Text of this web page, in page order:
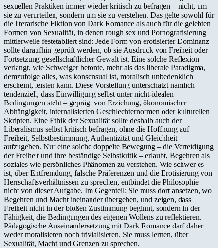
sexuellen Praktiken immer wieder kritisch zu befragen – nicht, um
sie zu verurteilen, sondern um sie zu verstehen. Das gelte sowohl für
die literarische Fiktion von Dark Romance als auch für die gelebten
Formen von Sexualität, in denen rough sex und Pornografisierung
mittlerweile festetabliert sind: Jede Form von erotisierter Dominanz
sollte daraufhin geprüft werden, ob sie Ausdruck von Freiheit oder
Fortsetzung gesellschaftlicher Gewalt ist. Eine solche Reflexion
verlangt, wie Schweiger betonte, mehr als das liberale Paradigma,
demzufolge alles, was konsensual ist, moralisch unbedenklich
erscheint, leisten kann. Diese Vorstellung unterschätzt nämlich
tendenziell, dass Einwilligung selbst unter nicht-idealen
Bedingungen steht – geprägt von Erziehung, ökonomischer
Abhängigkeit, internalisierten Geschlechternormen oder kulturellen
Skripten. Eine Ethik der Sexualität sollte deshalb auch den
Liberalismus selbst kritisch befragen, ohne die Hoffnung auf
Freiheit, Selbstbestimmung, Authentizität und Gleichheit
aufzugeben. Nur eine solche doppelte Bewegung – die Verteidigung
der Freiheit und ihre beständige Selbstkritik – erlaubt, Begehren als
soziales wie persönliches Phänomen zu verstehen. Wie schwer es
ist, über Entfremdung, falsche Präferenzen und die Erotisierung von
Herrschaftsverhältnissen zu sprechen, entbindet die Philosophie
nicht von dieser Aufgabe. Im Gegenteil: Sie muss dort ansetzen, wo
Begehren und Macht ineinander übergehen, und zeigen, dass
Freiheit nicht in der bloßen Zustimmung beginnt, sondern in der
Fähigkeit, die Bedingungen des eigenen Wollens zu reflektieren.
Pädagogische Auseinandersetzung mit Dark Romance darf daher
weder moralisieren noch trivialisieren. Sie muss lernen, über
Sexualität, Macht und Grenzen zu sprechen.